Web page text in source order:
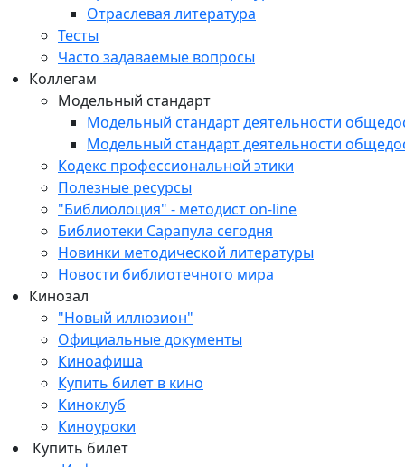
Отраслевая литература
Тесты
Часто задаваемые вопросы
Коллегам
Модельный стандарт
Модельный стандарт деятельности
Модельный стандарт деятельности
Кодекс профессиональной этики
Полезные ресурсы
"Библиолоция" - методист on-line
Библиотеки Сарапула сегодня
Новинки методической литературы
Новости библиотечного мира
Кинозал
"Новый иллюзион"
Официальные документы
Киноафиша
Купить билет в кино
Киноклуб
Киноуроки
Купить билет